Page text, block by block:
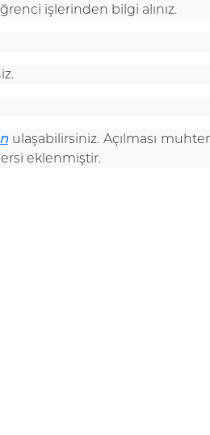
işlerinden bilgi alınız.
ulaşabilirsiniz. Açılması
eklenmiştir.